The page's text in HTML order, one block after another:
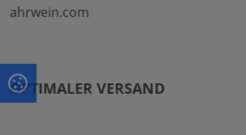
ahrwein.com
OPTIMALER VERSAND